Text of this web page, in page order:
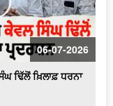
06-07-2026
ਢਿੱਲੋਂ ਖ਼ਿਲਾਫ਼ ਧਰਨਾ